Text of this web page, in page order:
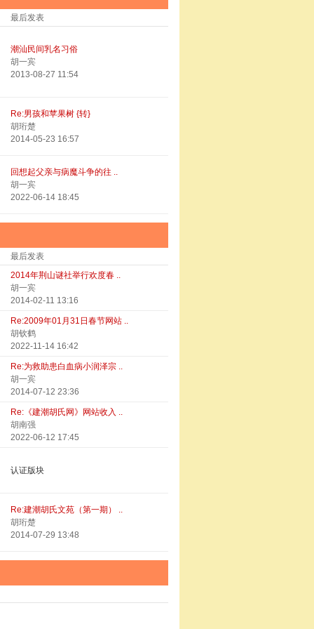
最后发表
潮汕民间乳名习俗
胡一宾
2013-08-27 11:54
Re:男孩和苹果树 {转}
胡珩楚
2014-05-23 16:57
回想起父亲与病魔斗争的往 ..
胡一宾
2022-06-14 18:45
最后发表
2014年荆山谜社举行欢度春 ..
胡一宾
2014-02-11 13:16
Re:2009年01月31日春节网站 ..
胡钦鹤
2022-11-14 16:42
Re:为救助患白血病小润泽宗 ..
胡一宾
2014-07-12 23:36
Re:《建潮胡氏网》网站收入 ..
胡南强
2022-06-12 17:45
认证版块
Re:建潮胡氏文苑（第一期） ..
胡珩楚
2014-07-29 13:48